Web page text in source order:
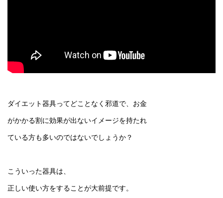
ダイエット器具ってどことなく邪道で、お金
がかかる割に効果が出ないイメージを持たれ
ている方も多いのではないでしょうか？
こういった器具は、
正しい使い方をすることが大前提です。